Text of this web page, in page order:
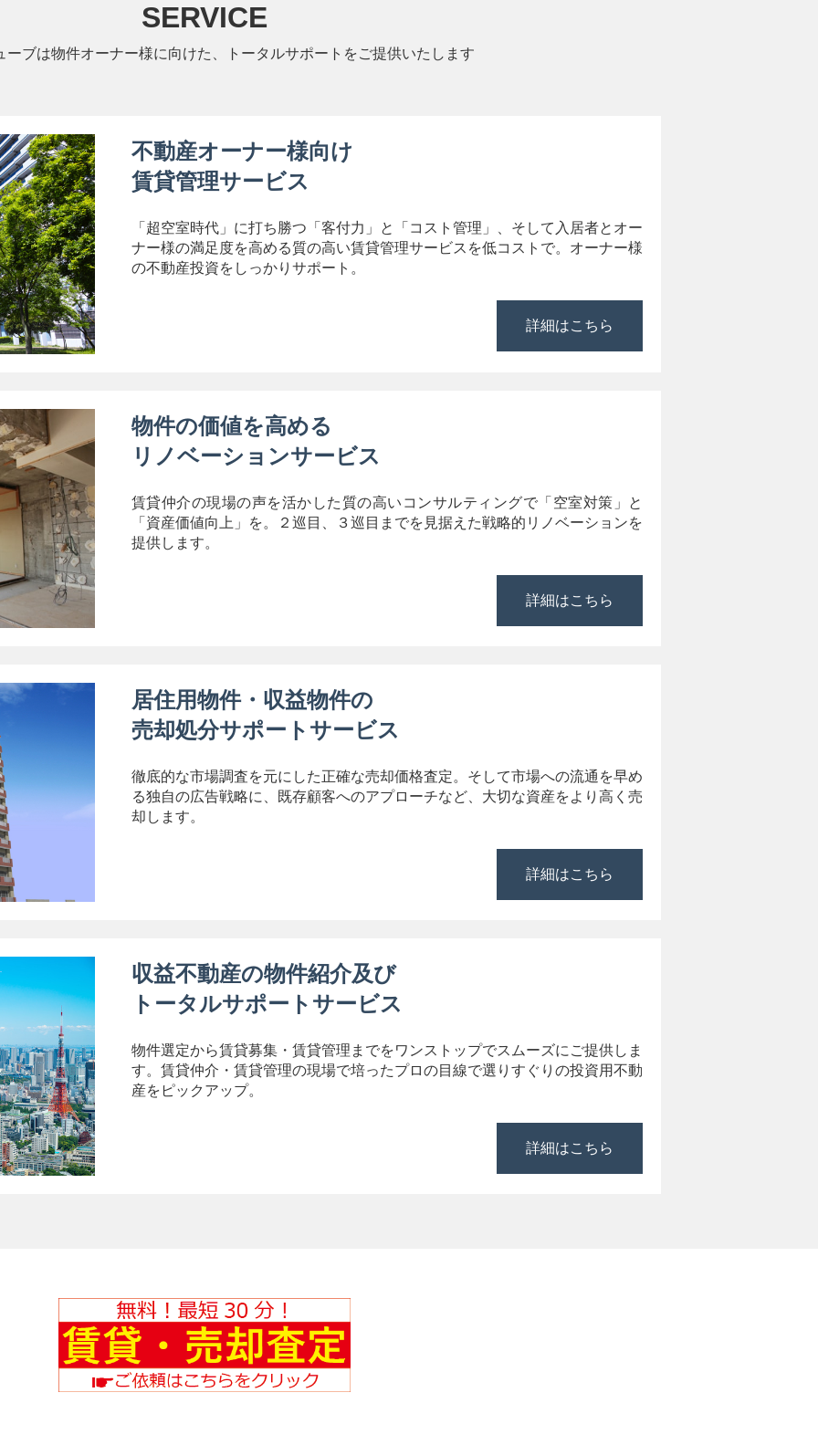
SERVICE
ーブは物件オーナー様に向けた、トータルサポートをご提供いたします
不動産オーナー様向け
賃貸管理サービス
「超空室時代」に打ち勝つ「客付力」と「コスト管理」、そして入居者とオー
ナー様の満足度を高める質の高い賃貸管理サービスを低コストで。オーナー様
の不動産投資をしっかりサポート。
詳細はこちら
物件の価値を高める
リノベーションサービス
賃貸仲介の現場の声を活かした質の高いコンサルティングで「空室対策」と
「資産価値向上」を。２巡目、３巡目までを見据えた戦略的リノベーションを
提供します。
詳細はこちら
居住用物件・収益物件の
売却処分サポートサービス
徹底的な市場調査を元にした正確な売却価格査定。そして市場への流通を早め
る独自の広告戦略に、既存顧客へのアプローチなど、大切な資産をより高く売
却します。
詳細はこちら
収益不動産の物件紹介及び
トータルサポートサービス
物件選定から賃貸募集・賃貸管理までをワンストップでスムーズにご提供しま
す。賃貸仲介・賃貸管理の現場で培ったプロの目線で選りすぐりの投資用不動
産をピックアップ。
詳細はこちら